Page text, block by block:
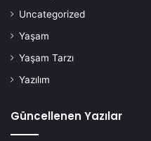
Uncategorized
Yaşam
Yaşam Tarzı
Yazılım
Güncellenen Yazılar